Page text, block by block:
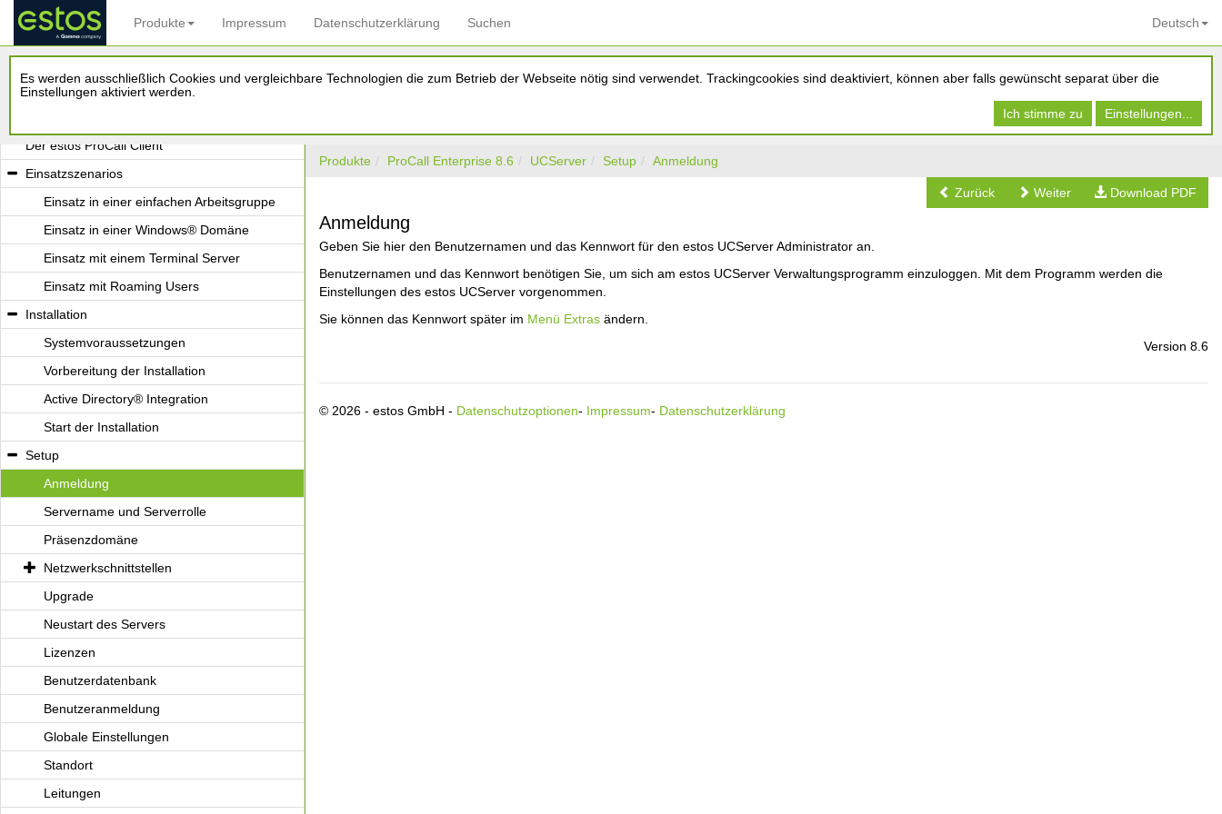
Es werden ausschließlich Cookies und vergleichbare Technologien die zum Betrieb der Webseite nötig sind verwendet. Trackingcookies sind deaktiviert, können aber falls gewünscht separat über die
Einstellungen aktiviert werden.
Ich stimme zu
Einstellungen...
Produkte Impressum Datenschutzerklärung Suchen Deutsch
Willkommen zum estos UCServer
ProCall NEX
Der estos ProCall Client
Einsatzszenarios
Einsatz in einer einfachen Arbeitsgruppe
Einsatz in einer Windows® Domäne
Einsatz mit einem Terminal Server
Einsatz mit Roaming Users
Installation
Systemvoraussetzungen
Vorbereitung der Installation
Active Directory® Integration
Start der Installation
Setup
Anmeldung
Servername und Serverrolle
Präsenzdomäne
Netzwerkschnittstellen
Upgrade
Neustart des Servers
Lizenzen
Benutzerdatenbank
Benutzeranmeldung
Globale Einstellungen
Standort
Leitungen
Produkte ProCall Enterprise 8.6 UCServer Setup Anmeldung
Zurück Weiter Download PDF
Anmeldung
Geben Sie hier den Benutzernamen und das Kennwort für den estos UCServer Administrator an.
Benutzernamen und das Kennwort benötigen Sie, um sich am estos UCServer Verwaltungsprogramm einzuloggen. Mit dem Programm werden die
Einstellungen des estos UCServer vorgenommen.
Sie können das Kennwort später im Menü Extras ändern.
Version 8.6
© 2026 - estos GmbH - Datenschutzoptionen- Impressum- Datenschutzerklärung